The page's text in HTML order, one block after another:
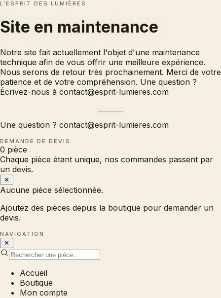
L’ESPRIT DES LUMIÈRES
Site en maintenance
Notre site fait actuellement l'objet d'une maintenance
technique afin de vous offrir une meilleure expérience.
Nous serons de retour très prochainement. Merci de votre
patience et de votre compréhension. Une question ?
Écrivez-nous à contact@esprit-lumieres.com
Une question ? contact@esprit-lumieres.com
DEMANDE DE DEVIS
0 pièce
Chaque pièce étant unique, nos commandes passent par
un devis.
✕
Aucune pièce sélectionnée.
Ajoutez des pièces depuis la boutique pour demander un
devis.
NAVIGATION
✕
Accueil
Boutique
Mon compte